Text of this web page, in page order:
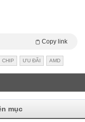
Copy link
CHIP ƯU ĐÃI AMD
mục